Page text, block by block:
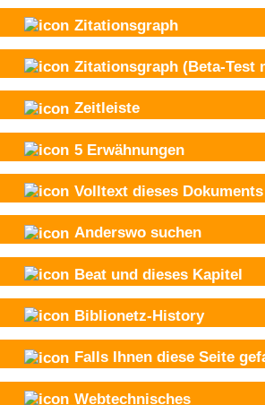
Zitationsgraph
Zitationsgraph (Beta-Test
Zeitleiste
5 Erwähnungen
Volltext dieses Dokuments
Anderswo suchen
Beat und dieses Kapitel
Biblionetz-History
Falls Ihnen diese Seite
Webtechnisches